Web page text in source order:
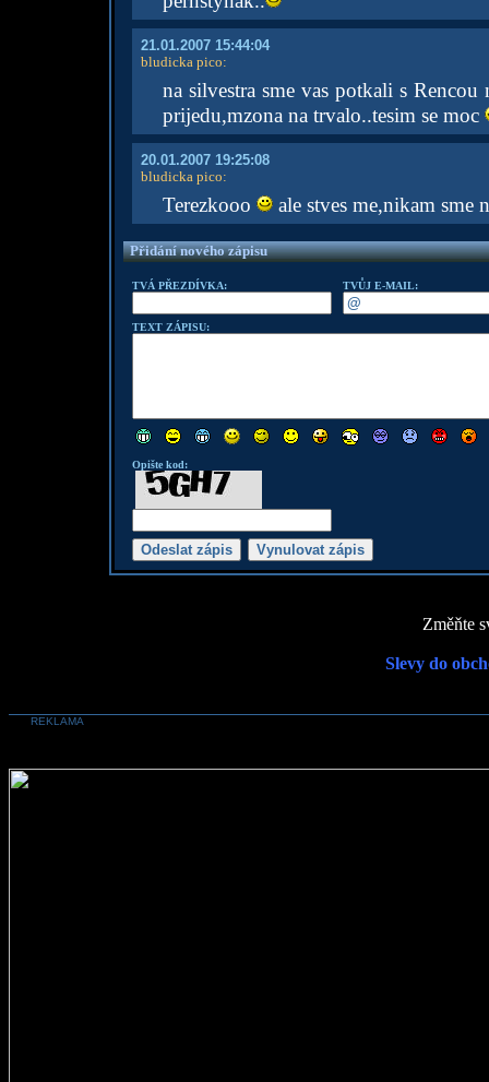
21.01.2007 15:44:04
bludicka pico:
na silvestra sme vas potkali s
prijedu,mzona na trvalo..tesim se moc
20.01.2007 19:25:08
bludicka pico:
Terezkooo ale stves me,nikam sme
Přidání nového zápisu
TVÁ PŘEZDÍVKA: TVŮJ E-MAIL:
TEXT ZÁPISU:
Opište kod:
Změňte
Slevy do
REKLAMA